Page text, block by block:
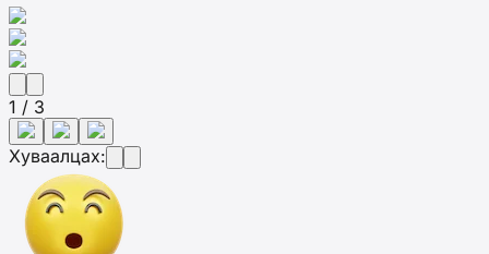
1 / 3
Хуваалцах: